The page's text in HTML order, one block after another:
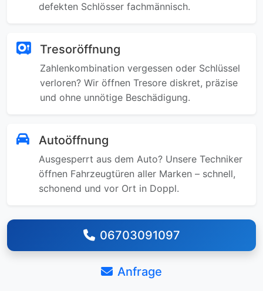
defekten Schlösser fachmännisch.
Tresoröffnung
Zahlenkombination vergessen oder Schlüssel
verloren? Wir öffnen Tresore diskret, präzise
und ohne unnötige Beschädigung.
Autoöffnung
Ausgesperrt aus dem Auto? Unsere Techniker
öffnen Fahrzeugtüren aller Marken – schnell,
schonend und vor Ort in Doppl.
06703091097
Anfrage